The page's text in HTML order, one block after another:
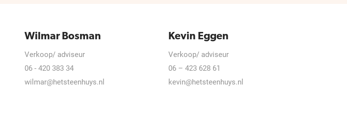
Wilmar Bosman
Verkoop/ adviseur
06 - 420 383 34
wilmar@hetsteenhuys.nl
Kevin Eggen
Verkoop/ adviseur
06 – 423 628 61
kevin@hetsteenhuys.nl